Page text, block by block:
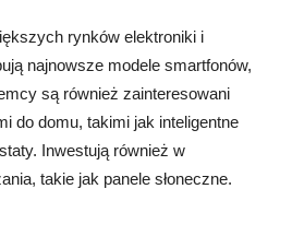
rynków elektroniki i
najnowsze modele smartfonów,
są również zainteresowani
do domu, takimi jak inteligentne
Inwestują również w
takie jak panele słoneczne.